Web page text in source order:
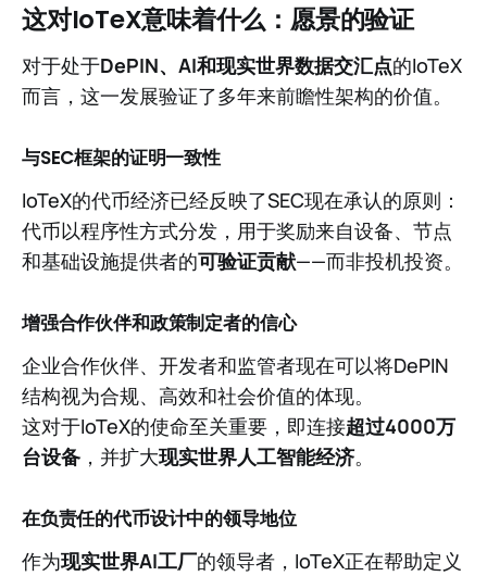
这对IoTeX意味着什么：愿景的验证
对于处于DePIN、AI和现实世界数据交汇点的IoTeX
而言，这一发展验证了多年来前瞻性架构的价值。
与SEC框架的证明一致性
IoTeX的代币经济已经反映了SEC现在承认的原则：
代币以程序性方式分发，用于奖励来自设备、节点
和基础设施提供者的可验证贡献——而非投机投资。
增强合作伙伴和政策制定者的信心
企业合作伙伴、开发者和监管者现在可以将DePIN
结构视为合规、高效和社会价值的体现。
这对于IoTeX的使命至关重要，即连接超过4000万
台设备 ，并扩大现实世界人工智能经济。
在负责任的代币设计中的领导地位
作为现实世界AI工厂的领导者，IoTeX正在帮助定义